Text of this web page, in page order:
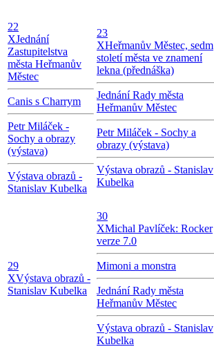
22
XJednání
Zastupitelstva
města Heřmanův
Městec
Canis s Charrym
Petr Miláček -
Sochy a obrazy
(výstava)
Výstava obrazů -
Stanislav Kubelka
23
XHeřmanův Městec, sedm
století města ve znamení
lekna (přednáška)
Jednání Rady města
Heřmanův Městec
Petr Miláček - Sochy a
obrazy (výstava)
Výstava obrazů - Stanislav
Kubelka
29
XVýstava obrazů -
Stanislav Kubelka
30
XMichal Pavlíček: Rocker
verze 7.0
Mimoni a monstra
Jednání Rady města
Heřmanův Městec
Výstava obrazů - Stanislav
Kubelka